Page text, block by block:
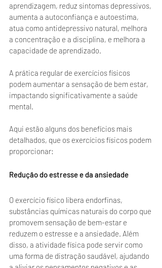
aprendizagem, reduz sintomas depressivos,
aumenta a autoconfiança e autoestima,
atua como antidepressivo natural, melhora
a concentração e a disciplina, e melhora a
capacidade de aprendizado.
A prática regular de exercícios físicos
podem aumentar a sensação de bem estar,
impactando significativamente a saúde
mental.
Aqui estão alguns dos benefícios mais
detalhados, que os exercícios físicos podem
proporcionar:
Redução do estresse e da ansiedade
O exercício físico libera endorfinas,
substâncias químicas naturais do corpo que
promovem sensação de bem-estar e
reduzem o estresse e a ansiedade. Além
disso, a atividade física pode servir como
uma forma de distração saudável, ajudando